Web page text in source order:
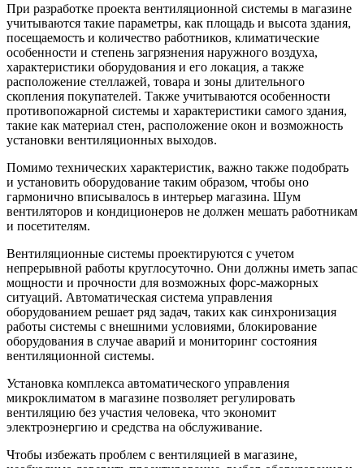
При разработке проекта вентиляционной системы в магазине
учитываются такие параметры, как площадь и высота здания,
посещаемость и количество работников, климатические
особенности и степень загрязнения наружного воздуха,
характеристики оборудования и его локация, а также
расположение стеллажей, товара и зоны длительного
скопления покупателей. Также учитываются особенности
противопожарной системы и характеристики самого здания,
такие как материал стен, расположение окон и возможность
установки вентиляционных выходов.
Помимо технических характеристик, важно также подобрать
и установить оборудование таким образом, чтобы оно
гармонично вписывалось в интерьер магазина. Шум
вентиляторов и кондиционеров не должен мешать работникам
и посетителям.
Вентиляционные системы проектируются с учетом
непрерывной работы круглосуточно. Они должны иметь запас
мощности и прочности для возможных форс-мажорных
ситуаций. Автоматическая система управления
оборудованием решает ряд задач, таких как синхронизация
работы системы с внешними условиями, блокирование
оборудования в случае аварий и мониторинг состояния
вентиляционной системы.
Установка комплекса автоматического управления
микроклиматом в магазине позволяет регулировать
вентиляцию без участия человека, что экономит
электроэнергию и средства на обслуживание.
Чтобы избежать проблем с вентиляцией в магазине,